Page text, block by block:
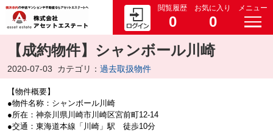
閲覧履歴
0
お気に入り
0
メニュー
【成約物件】シャンボール川崎
2020-07-03 カテゴリ： 過去取扱物件
【物件概要】
●物件名称：シャンボール川崎
●所在：神奈川県川崎市川崎区宮前町12-14
●交通：東海道本線「川崎」駅 徒歩10分